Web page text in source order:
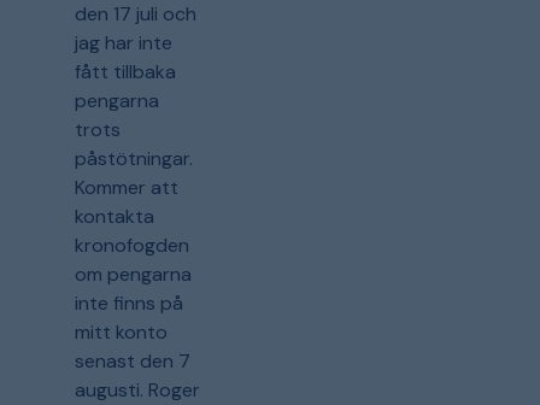
den 17 juli och
jag har inte
fått tillbaka
pengarna
trots
påstötningar.
Kommer att
kontakta
kronofogden
om pengarna
inte finns på
mitt konto
senast den 7
augusti. Roger